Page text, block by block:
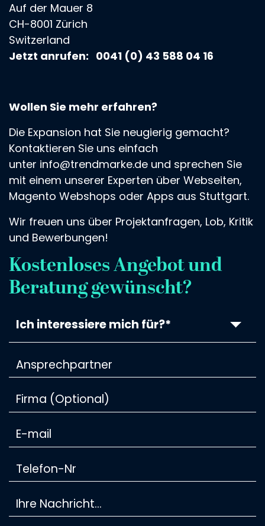
Auf der Mauer 8
CH-8001 Zürich
Switzerland
Jetzt anrufen: 0041 (0) 43 588 04 16
Wollen Sie mehr erfahren?
Die Expansion hat Sie neugierig gemacht?
Kontaktieren Sie uns einfach
unter info@trendmarke.de und sprechen Sie
mit einem unserer Experten über Webseiten,
Magento Webshops oder Apps aus Stuttgart.
Wir freuen uns über Projektanfragen, Lob, Kritik
und Bewerbungen!
Kostenloses Angebot und
Beratung gewünscht?
Ich interessiere mich für?*